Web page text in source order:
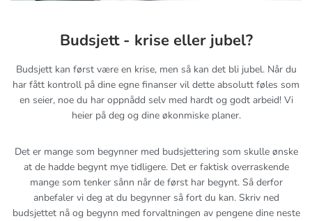
Budsjett - krise eller jubel?
Budsjett kan først være en krise, men så kan det bli jubel. Når du
har fått kontroll på dine egne finanser vil dette absolutt føles som
en seier, noe du har oppnådd selv med hardt og godt arbeid! Vi
heier på deg og dine økonmiske planer.
Det er mange som begynner med budsjettering som skulle ønske
at de hadde begynt mye tidligere. Det er faktisk overraskende
mange som tenker sånn når de først har begynt. Så derfor
anbefaler vi deg at du begynner så fort du kan. Skriv ned
budsjettet nå og begynn med forvaltningen av pengene dine neste